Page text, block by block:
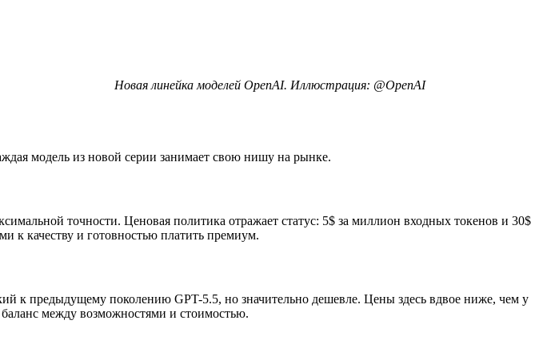
Новая линейка моделей OpenAI. Иллюстрация: @OpenAI
модель из новой серии занимает свою нишу на рынке.
точности. Ценовая политика отражает статус: 5$ за миллион входных токенов и 30$
к качеству и готовностью платить премиум.
к предыдущему поколению GPT-5.5, но значительно дешевле. Цены здесь вдвое ниже, чем у
между возможностями и стоимостью.